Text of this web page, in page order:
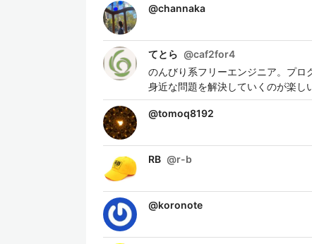
@channaka
てとら @caf2for4
のんびり系フリーエンジニア。プロ
身近な問題を解決していくのが楽し
@tomoq8192
RB @r-b
@koronote